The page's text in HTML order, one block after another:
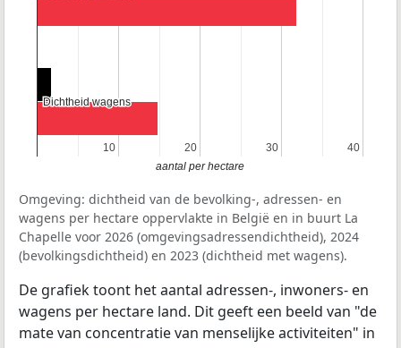
10
10 20
20 30
30 40
40
Dichtheid wagens
Dichtheid wagens
aantal per hectare
Omgeving: dichtheid van de bevolking-, adressen- en
wagens per hectare oppervlakte in België en in buurt La
Chapelle voor 2026 (omgevingsadressendichtheid), 2024
(bevolkingsdichtheid) en 2023 (dichtheid met wagens).
De grafiek toont het aantal adressen-, inwoners- en
wagens per hectare land. Dit geeft een beeld van "de
mate van concentratie van menselijke activiteiten" in